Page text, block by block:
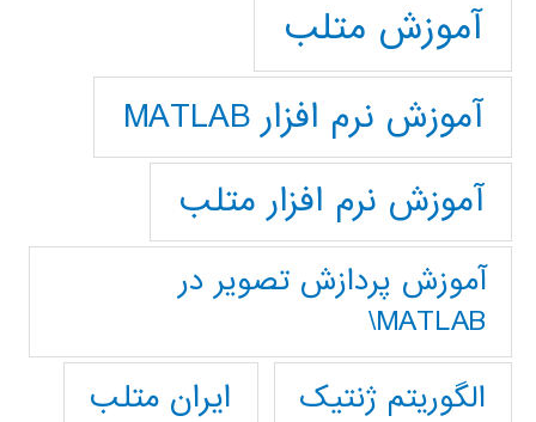
آموزش متلب
آموزش نرم افزار MATLAB
آموزش نرم افزار متلب
آموزش پردازش تصوير در
MATLAB\
الگوریتم ژنتیک
ایران متلب